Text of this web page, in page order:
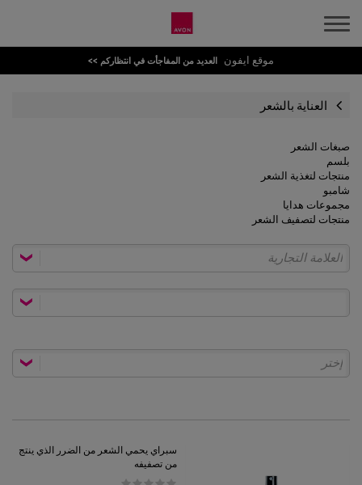
موقع ايفون العديد من المفاجأت في انتظاركم >>
العناية بالشعر
صبغات الشعر
بلسم
منتجات لتغذية الشعر
شامبو
مجموعات هدايا
منتجات لتصفيف الشعر
العلامة التجارية
إختر
سبراي يحمي الشعر من الضرر الذي ينتج
من تصفيفه